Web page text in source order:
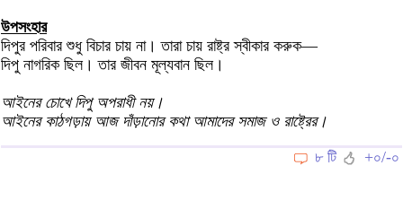
উপসংহার
দিপুর পরিবার শুধু বিচার চায় না। তারা চায় রাষ্ট্র স্বীকার করুক—
দিপু নাগরিক ছিল। তার জীবন মূল্যবান ছিল।
আইনের চোখে দিপু অপরাধী নয়।
আইনের কাঠগড়ায় আজ দাঁড়ানোর কথা আমাদের সমাজ ও রাষ্ট্রের।
৮ টি
+০/-০